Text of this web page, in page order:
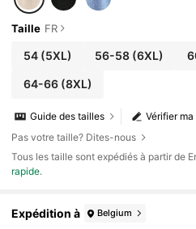
Taille FR
54(5XL) 56-58 (6XL)
64-66(8XL)
Vérifier
Guide des tailles
Pas votre taille? Dites-nous
Tous les taille sont expédiés à partir de
rapide.
Expédition à Belgium